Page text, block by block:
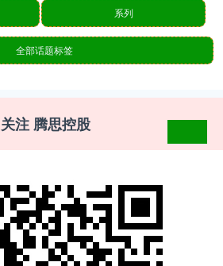
系列
全部话题标签
关注 腾思控股